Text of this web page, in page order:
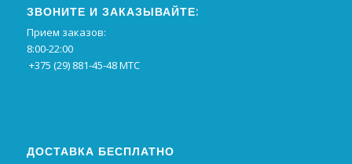
ЗВОНИТЕ И ЗАКАЗЫВАЙТЕ:
Прием заказов:
8:00-22:00
+375 (29) 881-45-48 МТС
ДОСТАВКА БЕСПЛАТНО